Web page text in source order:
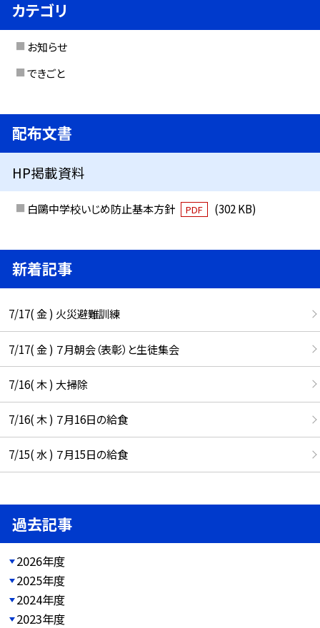
カテゴリ
お知らせ
できごと
配布文書
HP掲載資料
白鷗中学校いじめ防止基本方針 PDF (302 KB)
新着記事
7/17( 金 ) 火災避難訓練
7/17( 金 ) ７月朝会（表彰）と生徒集会
7/16( 木 ) 大掃除
7/16( 木 ) ７月16日の給食
7/15( 水 ) ７月15日の給食
過去記事
2026年度
2025年度
2024年度
2023年度